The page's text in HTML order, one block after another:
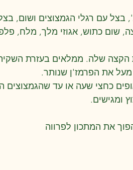
בצל עם רגלי הגמצוצים ושום,
שום כתוש, אגוזי מלך, מלח,
הקצה שלה. ממלאים בעזרת
מעל את הפרמז'ן שנותר.
ומגישים.
את המתכון לפרווה